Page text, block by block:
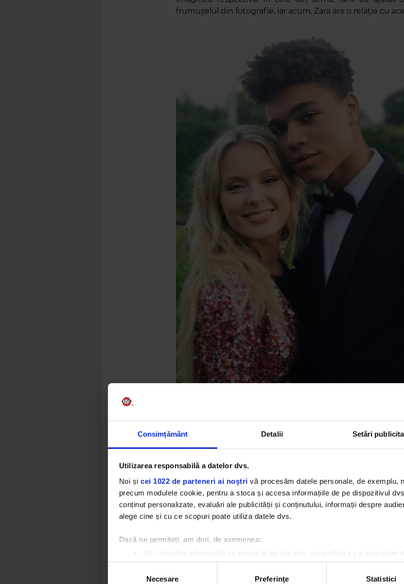
Consimțământ Detalii Setări
Utilizarea responsabilă a datelor dvs.
Noi și cei 1022 de parteneri ai noștri vă procesăm datele personale, de exemplu,
precum modulele cookie, pentru a stoca și accesa informațiile de pe dispozitivul
conținut personalizate, evaluări ale publicității și conținutului, informații despre
alege cine și cu ce scopuri poate utiliza datele dvs.
Dacă ne permiteți, am dori, de asemenea:
Să colectăm informațiile cu privire la locația dvs. geografică cu o exactitate
Să vă identificăm dispozitivul scanândul-l în mod activ după caracteristici
Găsiți mai multe informații despre procesarea datelor dvs. personale și configurați-
consimțământului
Necesare Preferinţe Statistici
frumușelul din fotografie, iar acum, Zara are o relație cu
De curând, artista a fost întrebată dacă are gânduri mai
aceasta a declarat că încă nu se gândește la căsătorie.
„E doar un adolescent. Nu ne gândim încă la căsătorie,
următorii 10 ani!”, a declarat Zara Larsson într-un interviu